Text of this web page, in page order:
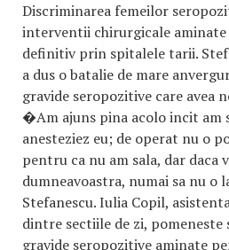
Discriminarea femeilor
interventii chirurgicale aminate
definitiv prin spitalele tarii.
a dus o batalie de mare
gravide seropozitive care avea
�Am ajuns pina acolo incit am
anesteziez eu; de operat nu o
pentru ca nu am sala, dar
dumneavoastra, numai sa nu o
Stefanescu. Iulia Copil,
dintre sectiile de zi, pomeneste
gravide seropozitive aminate